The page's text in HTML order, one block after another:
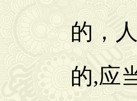
的，
的,应